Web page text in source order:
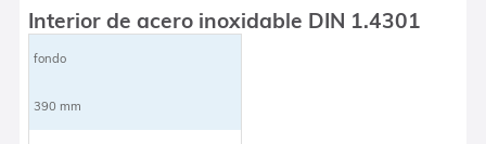
Interior de acero inoxidable DIN 1.4301
fondo
390 mm